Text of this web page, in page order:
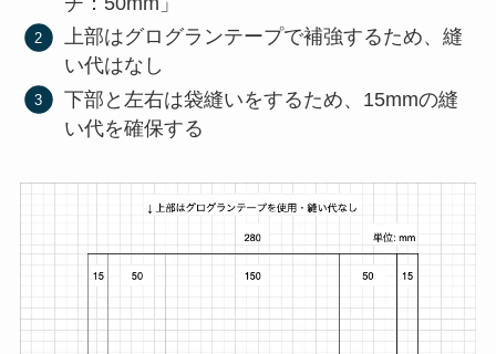
上部はグログランテープで補強するため、縫
い代はなし
下部と左右は袋縫いをするため、15mmの縫
い代を確保する